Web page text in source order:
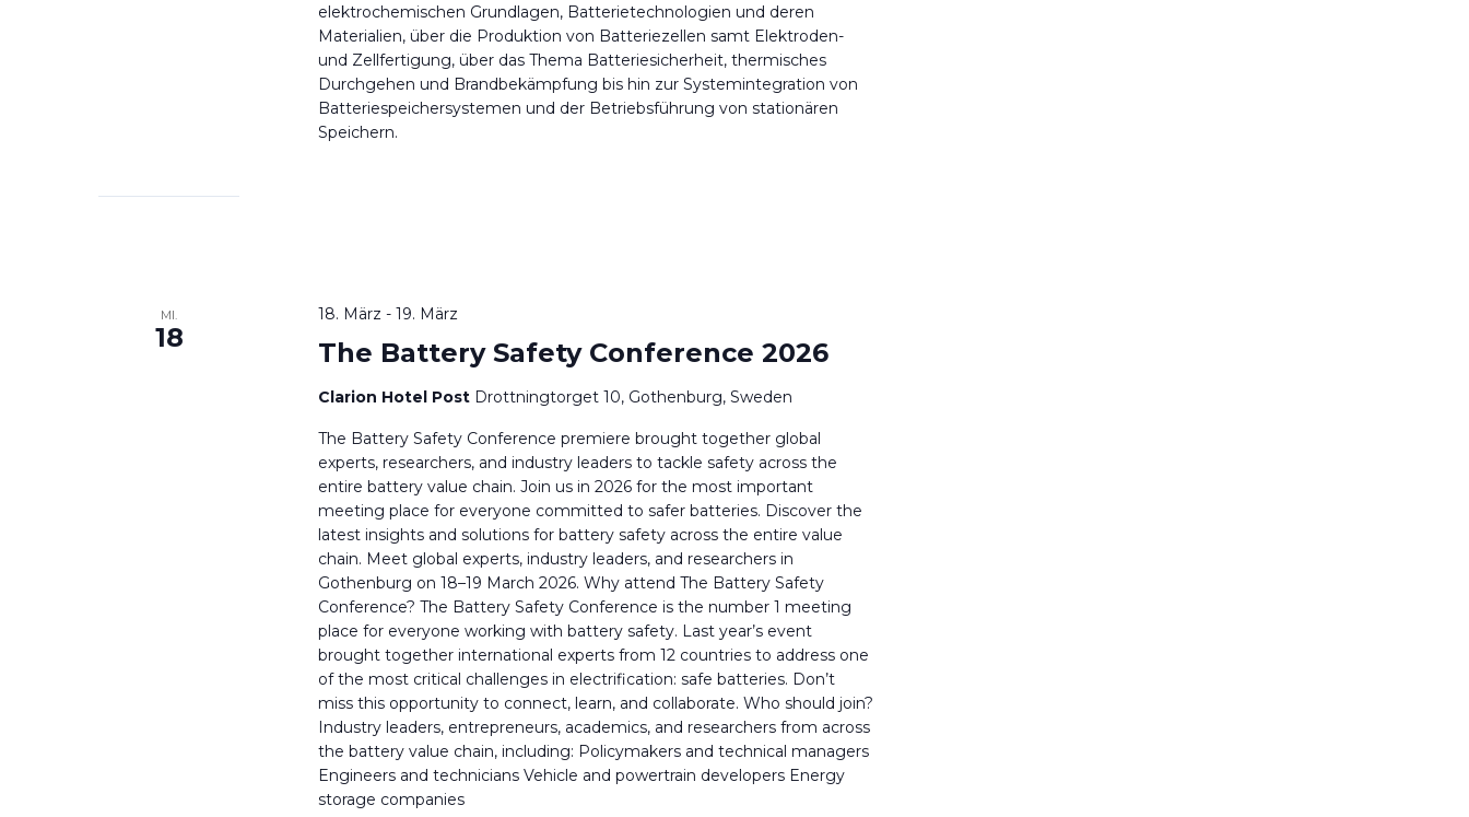
elektrochemischen Grundlagen, Batterietechnologien und deren
Materialien, über die Produktion von Batteriezellen samt Elektroden-
und Zellfertigung, über das Thema Batteriesicherheit, thermisches
Durchgehen und Brandbekämpfung bis hin zur Systemintegration von
Batteriespeichersystemen und der Betriebsführung von stationären
Speichern.
MI.
18 The Battery Safety Conference 2026
18. März -19. März
Clarion Hotel Post Drottningtorget 10, Gothenburg, Sweden
The Battery Safety Conference premiere brought together global
experts, researchers, and industry leaders to tackle safety across the
entire battery value chain. Join us in 2026 for the most important
meeting place for everyone committed to safer batteries. Discover the
latest insights and solutions for battery safety across the entire value
chain. Meet global experts, industry leaders, and researchers in
Gothenburg on 18–19 March 2026. Why attend The Battery Safety
Conference? The Battery Safety Conference is the number 1 meeting
place for everyone working with battery safety. Last year’s event
brought together international experts from 12 countries to address one
of the most critical challenges in electrification: safe batteries. Don’t
miss this opportunity to connect, learn, and collaborate. Who should join?
Industry leaders, entrepreneurs, academics, and researchers from across
the battery value chain, including: Policymakers and technical managers
Engineers and technicians Vehicle and powertrain developers Energy
storage companies